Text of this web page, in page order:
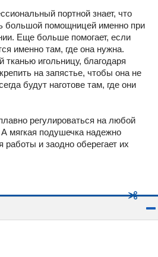
портной знает, что
большой помощницей именно при
Еще больше помогает, если
именно там, где она нужна.
тканью игольницу, благодаря
на запястье, чтобы она не
будут наготове там, где они
регулироваться на любой
мягкая подушечка надежно
работы и заодно оберегает их